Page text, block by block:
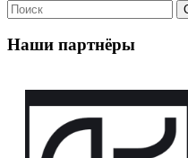
Наши партнёры